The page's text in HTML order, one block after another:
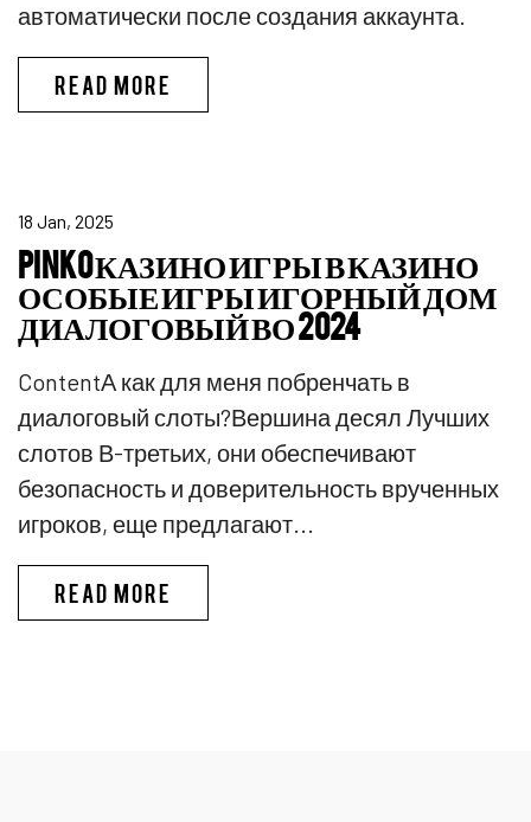
автоматически после создания аккаунта.
READ MORE
18 Jan, 2025
PINKO КАЗИНО ИГРЫ В КАЗИНО
ОСОБЫЕ ИГРЫ ИГОРНЫЙ ДОМ
ДИАЛОГОВЫЙ ВО 2024
ContentА как для меня побренчать в
диалоговый слоты?Вершина десял Лучших
слотов В-третьих, они обеспечивают
безопасность и доверительность врученных
игроков, еще предлагают...
READ MORE